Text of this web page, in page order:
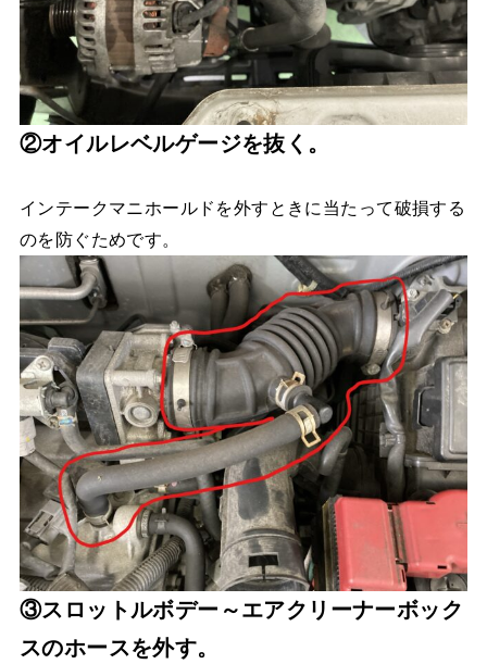
②オイルレベルゲージを抜く。
インテークマニホールドを外すときに当たって破損する
のを防ぐためです。
③スロットルボデー～エアクリーナーボック
スのホースを外す。